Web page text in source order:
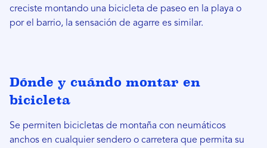
creciste montando una bicicleta de paseo en la playa o
por el barrio, la sensación de agarre es similar.
Dónde y cuándo montar en
bicicleta
Se permiten bicicletas de montaña con neumáticos
anchos en cualquier sendero o carretera que permita su